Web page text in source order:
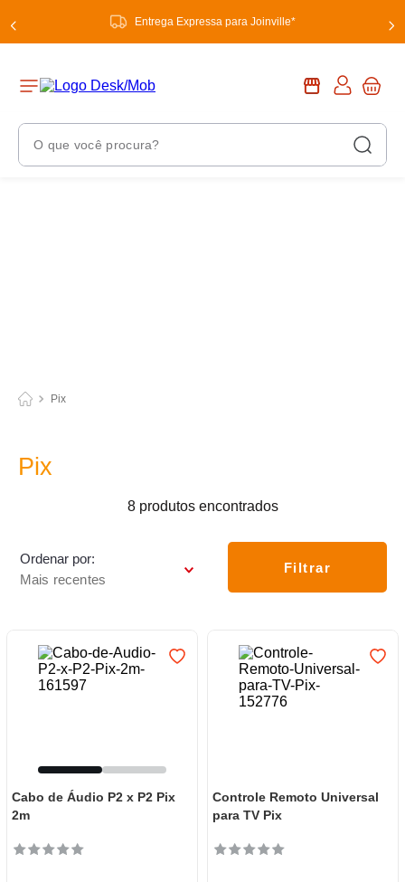
Entrega Expressa para Joinville*
O que você procura?
Pix
Pix
8 produtos
Ordenar por
Mais recentes
Filtrar
Cabo de Áudio P2 x P2 Pix
2m
Controle Remoto Universal
para TV Pix